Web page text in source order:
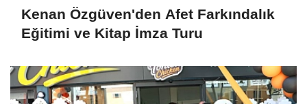
Kenan Özgüven'den Afet Farkındalık
Eğitimi ve Kitap İmza Turu